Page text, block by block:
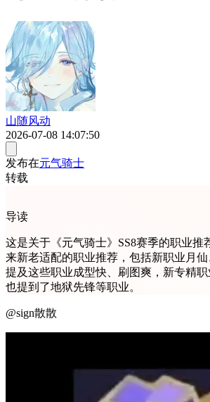
山随风动
2026-07-08 14:07:50
发布在元气骑士
转载
导读
这是关于《元气骑士》SS8赛季的职业推
来新老适配的职业推荐，包括新职业月
提及这些职业成型快、刷图爽，新专精
也提到了地狱先锋等职业。
@sign散散